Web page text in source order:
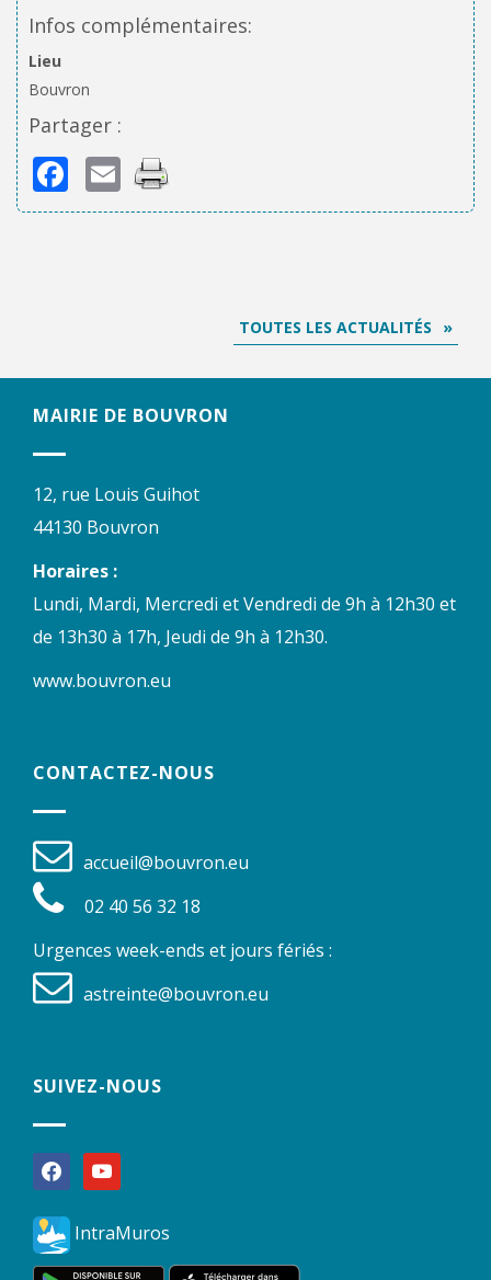
Infos complémentaires:
Lieu
Bouvron
Partager :
Facebook
Email
TOUTES LES ACTUALITÉS
MAIRIE DE BOUVRON
12, rue Louis Guihot
44130 Bouvron
Horaires :
Lundi, Mardi, Mercredi et Vendredi de 9h à 12h30 et
de 13h30 à 17h, Jeudi de 9h à 12h30.
www.bouvron.eu
CONTACTEZ-NOUS
accueil@bouvron.eu
02 40 56 32 18
Urgences week-ends et jours fériés :
astreinte@bouvron.eu
SUIVEZ-NOUS
facebookyoutube
IntraMuros